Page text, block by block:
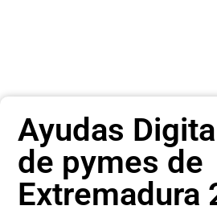
Ayudas
de pymes de
Extremadura